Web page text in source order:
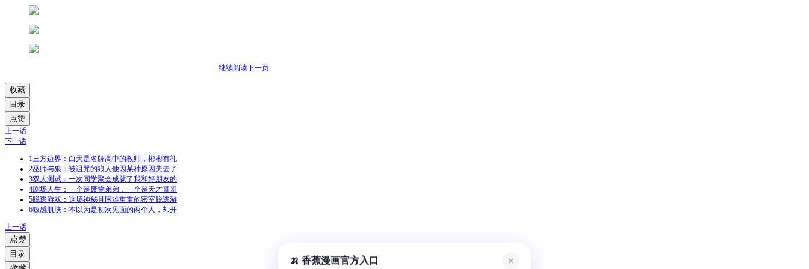
继续阅读下一页
收藏
目录
点赞
上一话
下一话
1三方边界：白天是名牌高中的教师，彬彬有礼
2巫师与狼：被诅咒的狼人他因某种原因失去了
3双人测试：一次同学聚会成就了我和好朋友的
4剧场人生：一个是废物弟弟，一个是天才哥哥
5脱逃游戏：这场神秘且困难重重的密室脱逃游
6敏感肌肤：本以为是初次见面的两个人，却开
上一话
点赞
目录
🍌 香蕉漫画官方入口 ✕